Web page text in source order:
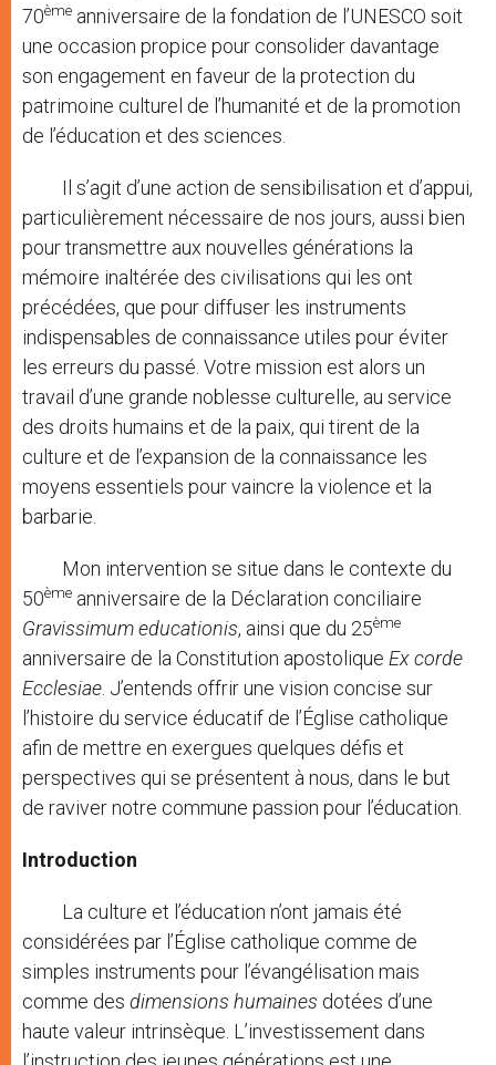
70ème anniversaire de la fondation de l’UNESCO soit
une occasion propice pour consolider davantage
son engagement en faveur de la protection du
patrimoine culturel de l’humanité et de la promotion
de l’éducation et des sciences.
Il s’agit d’une action de sensibilisation et d’appui,
particulièrement nécessaire de nos jours, aussi bien
pour transmettre aux nouvelles générations la
mémoire inaltérée des civilisations qui les ont
précédées, que pour diffuser les instruments
indispensables de connaissance utiles pour éviter
les erreurs du passé. Votre mission est alors un
travail d’une grande noblesse culturelle, au service
des droits humains et de la paix, qui tirent de la
culture et de l’expansion de la connaissance les
moyens essentiels pour vaincre la violence et la
barbarie.
Mon intervention se situe dans le contexte du
50ème anniversaire de la Déclaration conciliaire
Gravissimum educationis, ainsi que du 25ème
anniversaire de la Constitution apostolique Ex corde
Ecclesiae . J’entends offrir une vision concise sur
l’histoire du service éducatif de l’Église catholique
afin de mettre en exergues quelques défis et
perspectives qui se présentent à nous, dans le but
de raviver notre commune passion pour l’éducation.
Introduction
La culture et l’éducation n’ont jamais été
considérées par l’Église catholique comme de
simples instruments pour l’évangélisation mais
comme des dimensions humaines dotées d’une
haute valeur intrinsèque. L’investissement dans